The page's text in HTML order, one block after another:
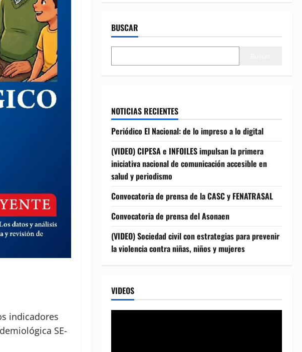
indicadores
SE-
BUSCAR
NOTICIAS RECIENTES
Periódico El Nacional: de lo impreso a lo digital
(VIDEO) CIPESA e INFOILES impulsan la primera
iniciativa nacional de comunicación accesible en
salud y periodismo
Convocatoria de prensa de la CASC y FENATRASAL
Convocatoria de prensa del Asonaen
(VIDEO) Sociedad civil con estrategias para prevenir
la violencia contra niñas, niños y mujeres
VIDEOS